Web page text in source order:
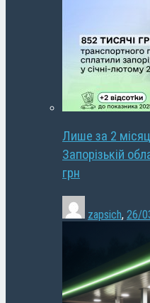
Лише за 2
Запорізькій
грн
zapsich, 26/